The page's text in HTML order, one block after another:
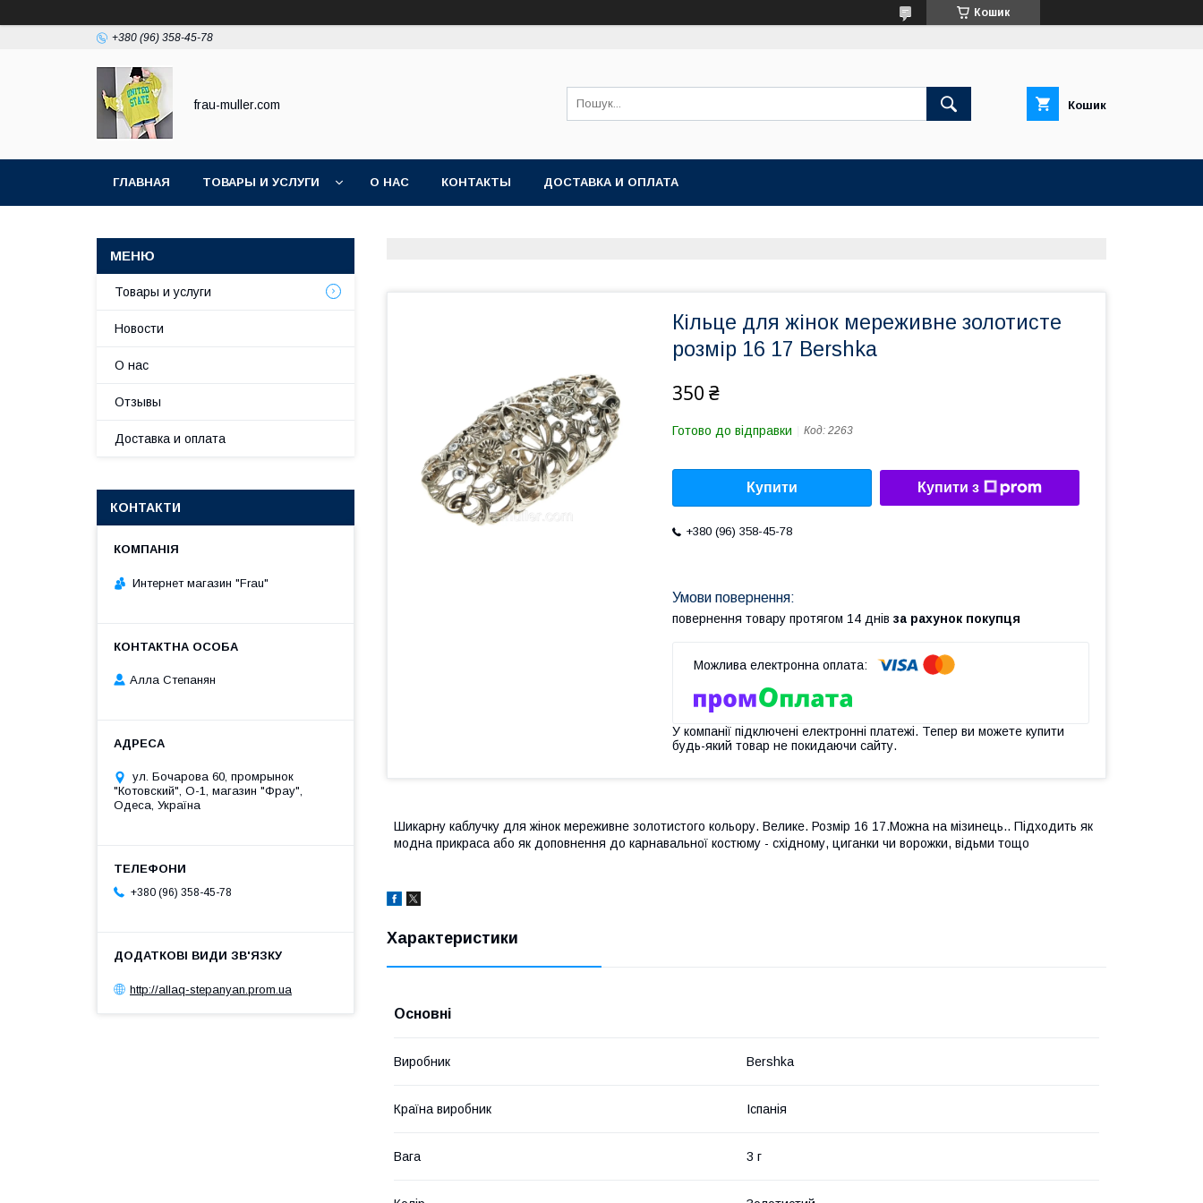
Кошик
+380 (96) 358-45-78
frau-muller.com Кошик
ГЛАВНАЯ ТОВАРЫ И УСЛУГИ О НАС КОНТАКТЫ ДОСТАВКА И ОПЛАТА
Кільце для жінок мереживне золотисте
розмір 16 17 Bershka
350 ₴
Готово до відправки Код: 2263
Купити Купити з
+380 (96) 358-45-78
повернення товару протягом 14 днів за рахунок покупця
У компанії підключені електронні платежі. Тепер ви можете купити
будь-який товар не покидаючи сайту.
Шикарну каблучку для жінок мереживне золотистого кольору. Велике. Розмір 16 17.Можна на мізинець.. Підходить як
модна прикраса або як доповнення до карнавальної костюму - східному, циганки чи ворожки, відьми тощо
Характеристики
Основні
Виробник Bershka
Країна виробник Іспанія
Вага 3 г
Товары и услуги
Новости
О нас
Отзывы
Доставка и оплата
КОНТАКТИ
Интернет магазин "Frau"
Алла Степанян
ул. Бочарова 60, промрынок
"Котовский", О-1, магазин "Фрау",
Одеса, Україна
+380 (96) 358-45-78
http://allaq-stepanyan.prom.ua